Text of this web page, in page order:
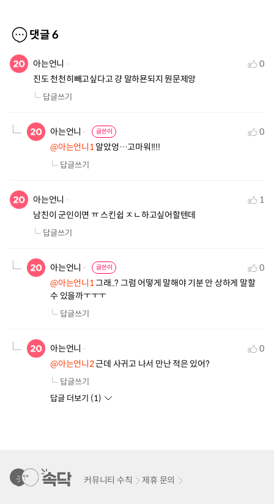
댓글6
아는언니
0
진도 천천히빼고싶다고 걍 말하묜되지 뭔문제앙
답글쓰기
아는언니 글쓴이
0
@아는언니1 알았엉…고마워!!!!
답글쓰기
아는언니
1
남친이 군인이면 ㅠ 스킨쉽 ㅈㄴ하고싶어할텐데
답글쓰기
아는언니 글쓴이
0
@아는언니1 그래..? 그럼 어떻게 말해야 기분 안 상하게 말할
수 있을까ㅜㅜㅜ
답글쓰기
아는언니
0
@아는언니2 근데 사귀고 나서 만난 적은 있어?
답글쓰기
답글 더보기 (1)
커뮤니티 수칙 제휴 문의